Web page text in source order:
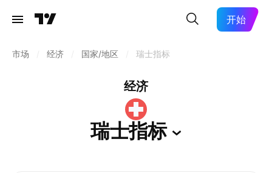
开始
市场 经济 国家/地区 瑞士指标
经济
瑞士指标